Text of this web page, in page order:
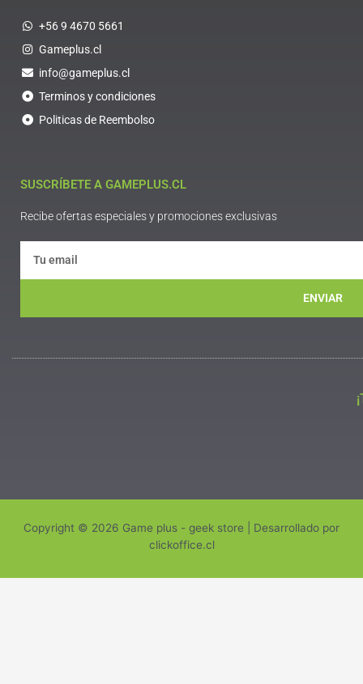
+56 9 4670 5661
Gameplus.cl
info@gameplus.cl
Terminos y condiciones
Politicas de Reembolso
SUSCRÍBETE A GAMEPLUS.CL
Recibe ofertas especiales y promociones exclusivas
ENVIAR
Copyright © 2026 Game plus - geek store | Desarrollado por
clickoffice.cl